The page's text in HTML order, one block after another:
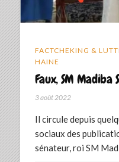
FACTCHEKING &
HAINE
Faux, SM Madiba
3 août 2022
Il circule depuis
sociaux des
sénateur, roi SM